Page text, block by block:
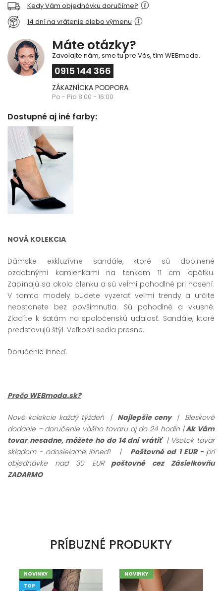
Kedy Vám objednávku doručíme?
14 dní na vrátenie alebo výmenu
Máte otázky?
Zavolajte nám, sme tu pre Vás, tím WEBmoda.
0915 144 366
ZÁKAZNÍCKA PODPORA
Po - Pia 8:00 - 16:00
Dostupné aj iné farby:
NOVÁ KOLEKCIA
Dámske exkluzívne sandále, ktoré sú doplnené
ozdobnými kamienkami na tenkom 11 cm opätku.
Zapínajú sa okolo členku a sú veĺmi pohodlné pri nosení.
V tomto modely budete vyzerať veľmi trendy a určite
neostanete bez povšimnutia. Sú pohodlné a vkusné.
Zladíte k šatám na spoločenskú udalosť. Sandále, ktoré
predstavujú štýl. Veľkosti sedia presne.
Doručenie ihneď.
Prečo WEBmoda.sk?
Nové kolekcie každý týždeň |Najlepšie ceny | Bleskové
dodanie – doručenie vášho tovaru aj do 24 hodín |Ak Vám
tovar nesadne, môžete ho do 14 dní vrátiť | Všetok tovar
skladom - odosielame ihneď!
| Poštovné od 1 EUR - pri
objednávke nad 30 EURpoštovné cez Zásielkovňu
ZADARMO
PRÍBUZNÉ PRODUKTY
NOVINKY
TOP
NOVINKY